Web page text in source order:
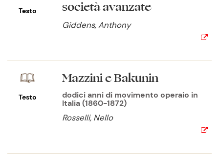
Testo
società avanzate
Giddens, Anthony
Testo
Mazzini e Bakunin
dodici anni di movimento operaio in
Italia (1860-1872)
Rosselli, Nello